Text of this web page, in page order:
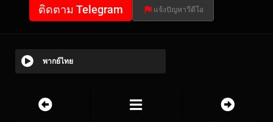
ติดตาม Telegram แจ้งปัญหาวีดีโอ
พากย์ไทย